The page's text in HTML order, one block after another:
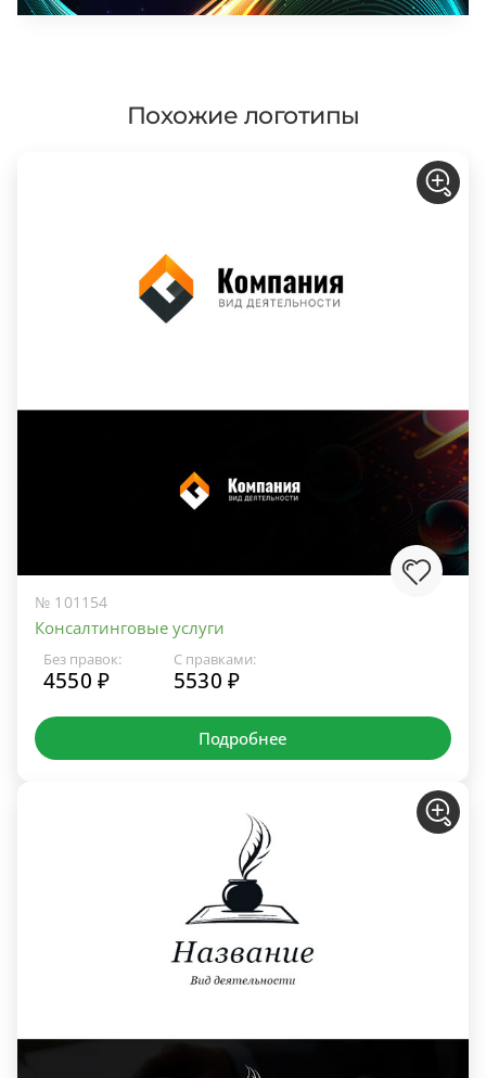
Похожие логотипы
№ 101154
Консалтинговые услуги
Без правок:
4550 ₽
С правками:
5530 ₽
Подробнее